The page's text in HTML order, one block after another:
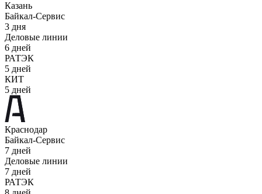
Казань
Байкал-Сервис
3 дня
Деловые линии
6 дней
РАТЭК
5 дней
КИТ
5 дней
Краснодар
Байкал-Сервис
7 дней
Деловые линии
7 дней
РАТЭК